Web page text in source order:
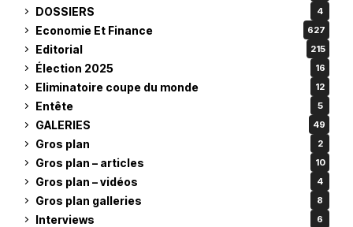
DOSSIERS 4
Economie Et Finance 627
Editorial 215
Élection 2025 16
Eliminatoire coupe du monde 12
Entête 5
GALERIES 49
Gros plan 2
Gros plan – articles 10
Gros plan – vidéos 4
Gros plan galleries 8
Interviews 6